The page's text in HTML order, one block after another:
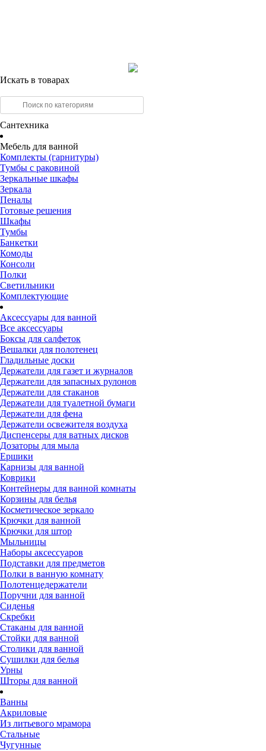
Искать в товарах
Сантехника
Мебель для ванной
Комплекты (гарнитуры)
Тумбы с раковиной
Зеркальные шкафы
Зеркала
Пеналы
Готовые решения
Шкафы
Тумбы
Банкетки
Комоды
Консоли
Полки
Светильники
Комплектующие
Аксессуары для ванной
Все аксессуары
Боксы для салфеток
Вешалки для полотенец
Гладильные доски
Держатели для газет и журналов
Держатели для запасных рулонов
Держатели для стаканов
Держатели для туалетной бумаги
Держатели для фена
Держатели освежителя воздуха
Диспенсеры для ватных дисков
Дозаторы для мыла
Ершики
Карнизы для ванной
Коврики
Контейнеры для ванной комнаты
Корзины для белья
Косметическое зеркало
Крючки для ванной
Крючки для штор
Мыльницы
Наборы аксессуаров
Подставки для предметов
Полки в ванную комнату
Полотенцедержатели
Поручни для ванной
Сиденья
Скребки
Стаканы для ванной
Стойки для ванной
Столики для ванной
Сушилки для белья
Урны
Шторы для ванной
Ванны
Акриловые
Из литьевого мрамора
Стальные
Чугунные